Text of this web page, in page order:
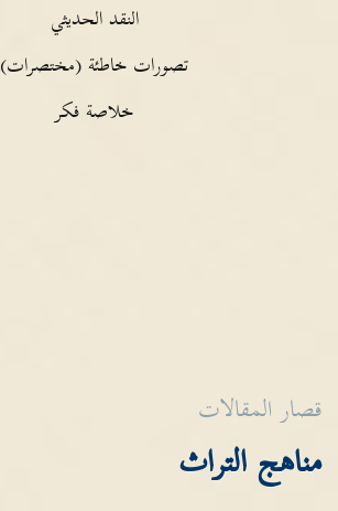
النقد الحديثي
تصورات خاطئة (مختصرات)
خلاصة فكر
قصار المقالات
مناهج التراث